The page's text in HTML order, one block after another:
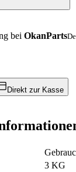
bei OkanParts
Direkt zur Kasse
3 KG